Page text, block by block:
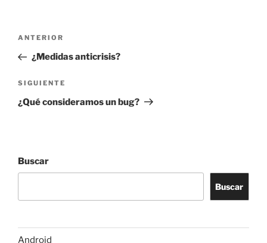
Navegación
entradas
Entrada
anterior:
ANTERIOR
¿Medidas anticrisis?
Siguiente
entrada
SIGUIENTE
¿Qué consideramos un bug?
Buscar
Buscar
Android